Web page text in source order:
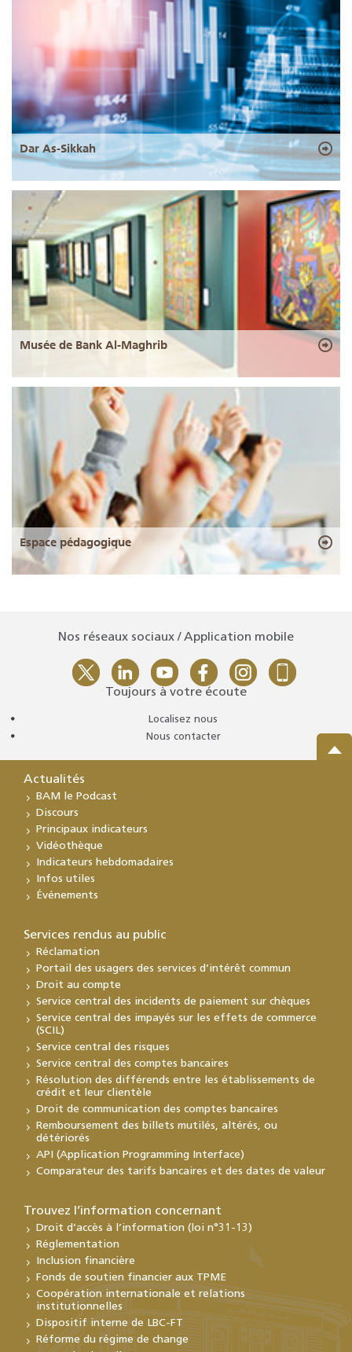
Dar As-Sikkah
Musée de Bank Al-Maghrib
Espace pédagogique
Nos réseaux sociaux / Application mobile
Toujours à votre écoute
Localisez nous
Nous contacter
Actualités
BAM le Podcast
Discours
Principaux indicateurs
Vidéothèque
Indicateurs hebdomadaires
Infos utiles
Événements
Services rendus au public
Réclamation
Portail des usagers des services d’intérêt commun
Droit au compte
Service central des incidents de paiement sur chèques
Service central des impayés sur les effets de commerce
(SCIL)
Service central des risques
Service central des comptes bancaires
Résolution des différends entre les établissements de
crédit et leur clientèle
Droit de communication des comptes bancaires
Remboursement des billets mutilés, altérés, ou
détériorés
API (Application Programming Interface)
Comparateur des tarifs bancaires et des dates de valeur
Trouvez l’information concernant
Droit d’accès à l’information (loi n°31-13)
Réglementation
Inclusion financière
Fonds de soutien financier aux TPME
Coopération internationale et relations
institutionnelles
Dispositif interne de LBC-FT
Réforme du régime de change